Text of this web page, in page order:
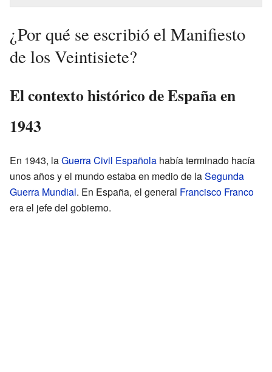
¿Por qué se escribió el Manifiesto
de los Veintisiete?
El contexto histórico de España en
1943
En 1943, laGuerra Civil Española había terminado hacía
unos años y el mundo estaba en medio de laSegunda
Guerra Mundial. En España, el general Francisco Franco
era el jefe del gobierno.